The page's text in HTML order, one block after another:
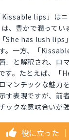
Kissable lips」はニ
、豊かで潤ってい
She has lush lips
。一方、「
」と解釈され、ロ
す。たとえば、「
マンチックな魅力
す表現ですが、前
ックな意味合いが強
役に立った ｜